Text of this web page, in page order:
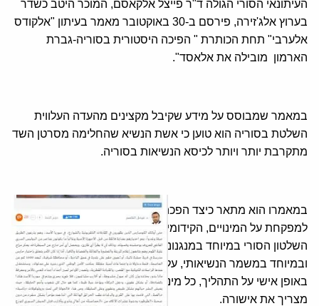
העיתונאי הסורי הגולה ד"ר פייצל אלקאסם, המוכר היטב כשדר
בערוץ אלג'זירה, פירסם ב-30 באוקטובר מאמר בעיתון "אלקודס
אלערבי" תחת הכותרת " הפיכה היסטורית בסוריה-גברת
הארמון מובילה את אלאסד".
במאמר שמבוסס על מידע שקיבל מקצינים מהעדה העלווית
השלטת בסוריה הוא טוען כי אשת הנשיא שהחלימה מסרטן השד
מתקרבת יותר ויותר לכיסא הנשיאות בסוריה.
במאמרו הוא מתאר כיצד הפכה אסמאא' אלאסד באופן מעשי
למפקחת על המינויים, הקידומים וההוצאה לגימלאות במערכת
השלטון הסורי במיוחד במנגנוני הצבא, המשטרה, המודיעין
ובמיוחד במשמר הנשיאותי, על פיה ישק דבר והיא שמפקחת
באופן אישי על התהליך, כל מינוי חשוב, למשל לדרגת אלוף,
מצריך את אישורה.